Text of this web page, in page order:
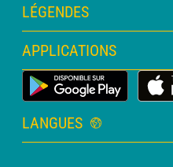
Abonnement METEO Xpert
Abonnement METEO PRO
Consultation avec un prévisionniste
Bulletin PRO
LÉGENDES
Légende des cartes
Légende des pictogrammes
Glossaire
APPLICATIONS
Application Météo Terrestre
LANGUES